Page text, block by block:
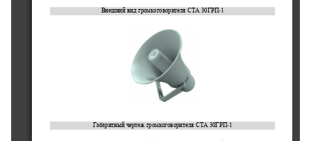
Внешний вид громкоговорителя СТА 30ГРП-1
Габаритный чертеж громкоговорителя СТА 30ГРП-1